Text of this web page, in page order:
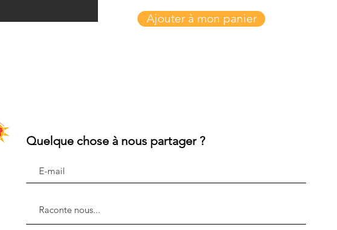
Ajouter à mon panier
Quelque chose à nous partager ?